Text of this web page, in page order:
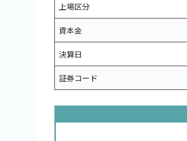
上場区分
資本金
決算日
証券コード